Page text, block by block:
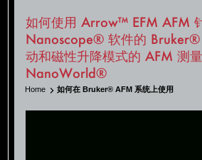
如何使用 Arrow™ EFM AFM
Nanoscope® 软件的 Bruker®
动和磁性升降模式的 AFM 测
NanoWorld®
Home 如何在 Bruker® AFM 系统上使用